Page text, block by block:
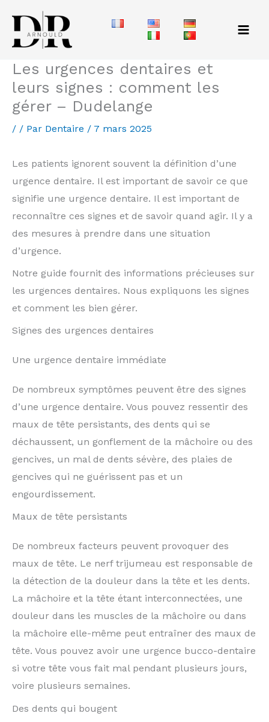
contenu
Les urgences dentaires et
leurs signes : comment les
gérer – Dudelange
/ / Par Dentaire / 7 mars 2025
Les patients ignorent souvent la définition d’une
urgence dentaire. Il est important de savoir ce que
signifie une urgence dentaire. Il est important de
reconnaître ces signes et de savoir quand agir. Il y a
des mesures à prendre dans une situation
d’urgence.
Notre guide fournit des informations précieuses sur
les urgences dentaires. Nous expliquons les signes
et comment les bien gérer.
Signes des urgences dentaires
Une urgence dentaire immédiate
De nombreux symptômes peuvent être des signes
d’une urgence dentaire. Vous pouvez ressentir des
maux de tête persistants, des dents qui se
déchaussent, un gonflement de la mâchoire ou des
gencives, un mal de dents sévère, des plaies de
gencives qui ne guérissent pas et un
engourdissement.
Maux de tête persistants
De nombreux facteurs peuvent provoquer des
maux de tête. Le nerf trijumeau est responsable de
la détection de la douleur dans la tête et les dents.
La mâchoire et la tête étant interconnectées, une
douleur dans les muscles de la mâchoire ou dans
la mâchoire elle-même peut entraîner des maux de
tête. Vous pouvez avoir une urgence bucco-dentaire
si votre tête vous fait mal pendant plusieurs jours,
voire plusieurs semaines.
Des dents qui bougent